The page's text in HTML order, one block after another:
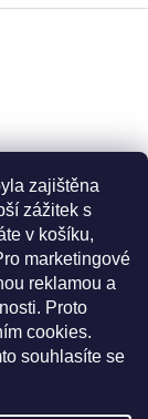
zajištěna
zážitek s
v košíku,
marketingové
reklamou a
Proto
cookies.
souhlasíte se